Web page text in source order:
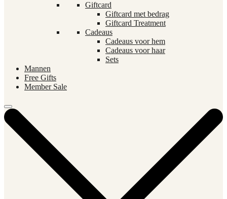
Giftcard
Giftcard met bedrag
Giftcard Treatment
Cadeaus
Cadeaus voor hem
Cadeaus voor haar
Sets
Mannen
Free Gifts
Member Sale